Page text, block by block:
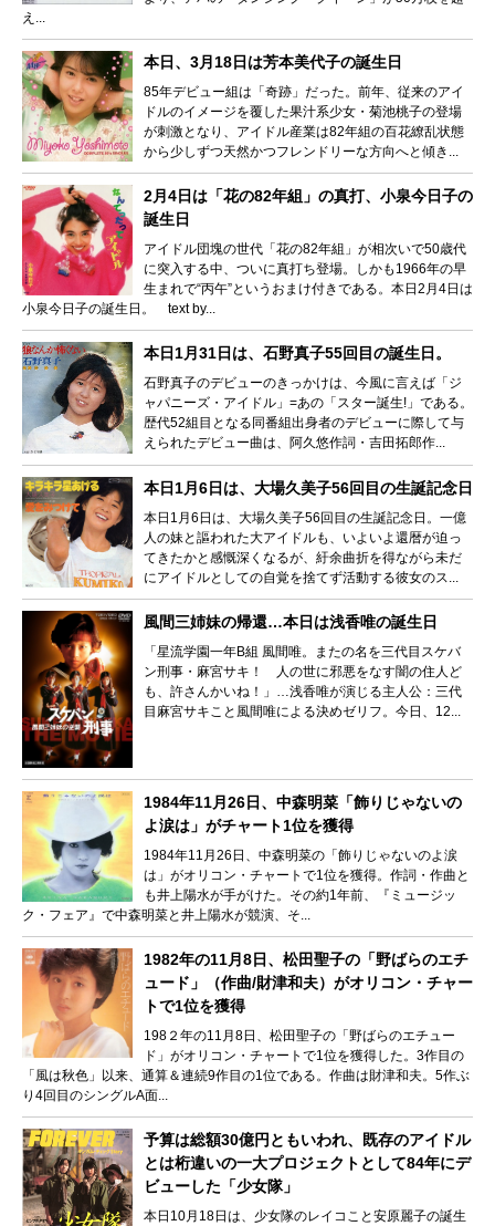
え...
本日、3月18日は芳本美代子の誕生日
85年デビュー組は「奇跡」だった。前年、従来のアイ
ドルのイメージを覆した果汁系少女・菊池桃子の登場
が刺激となり、アイドル産業は82年組の百花繚乱状態
から少しずつ天然かつフレンドリーな方向へと傾き...
2月4日は「花の82年組」の真打、小泉今日子の
誕生日
アイドル団塊の世代「花の82年組」が相次いで50歳代
に突入する中、ついに真打ち登場。しかも1966年の早
生まれで“丙午”というおまけ付きである。本日2月4日は
小泉今日子の誕生日。 text by...
本日1月31日は、石野真子55回目の誕生日。
石野真子のデビューのきっかけは、今風に言えば「ジ
ャパニーズ・アイドル」=あの「スター誕生!」である。
歴代52組目となる同番組出身者のデビューに際して与
えられたデビュー曲は、阿久悠作詞・吉田拓郎作...
本日1月6日は、大場久美子56回目の生誕記念日
本日1月6日は、大場久美子56回目の生誕記念日。一億
人の妹と謳われた大アイドルも、いよいよ還暦が迫っ
てきたかと感慨深くなるが、紆余曲折を得ながら未だ
にアイドルとしての自覚を捨てず活動する彼女のス...
風間三姉妹の帰還…本日は浅香唯の誕生日
「星流学園一年B組 風間唯。またの名を三代目スケバ
ン刑事・麻宮サキ！ 人の世に邪悪をなす闇の住人ど
も、許さんかいね！」…浅香唯が演じる主人公：三代
目麻宮サキこと風間唯による決めゼリフ。今日、12...
1984年11月26日、中森明菜「飾りじゃないの
よ涙は」がチャート1位を獲得
1984年11月26日、中森明菜の「飾りじゃないのよ涙
は」がオリコン・チャートで1位を獲得。作詞・作曲と
も井上陽水が手がけた。その約1年前、『ミュージッ
ク・フェア』で中森明菜と井上陽水が競演、そ...
1982年の11月8日、松田聖子の「野ばらのエチ
ュード」（作曲/財津和夫）がオリコン・チャー
トで1位を獲得
198２年の11月8日、松田聖子の「野ばらのエチュー
ド」がオリコン・チャートで1位を獲得した。3作目の
「風は秋色」以来、通算＆連続9作目の1位である。作曲は財津和夫。5作ぶ
り4回目のシングルA面...
予算は総額30億円ともいわれ、既存のアイドル
とは桁違いの一大プロジェクトとして84年にデ
ビューした「少女隊」
本日10月18日は、少女隊のレイコこと安原麗子の誕生